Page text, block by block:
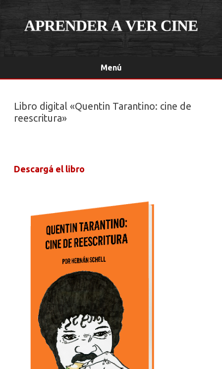
Menú
Libro digital «Quentin Tarantino: cine de
reescritura»
Descargá el libro